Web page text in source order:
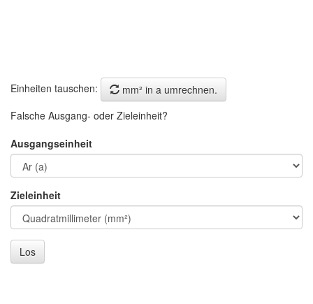
Einheiten tauschen:
mm² in a umrechnen.
Falsche Ausgang- oder Zieleinheit?
Ausgangseinheit
Zieleinheit
Los